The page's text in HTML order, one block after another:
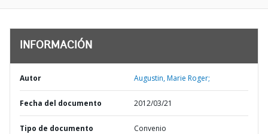
INFORMACIÓN
Autor Augustin, Marie Roger;
Fecha del documento 2012/03/21
Tipo de documento Convenio